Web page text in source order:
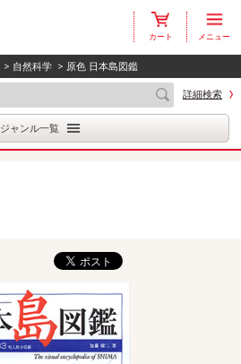
カート メニュー
> 自然科学 > 原色 日本島図鑑
詳細検索
ジャンル一覧